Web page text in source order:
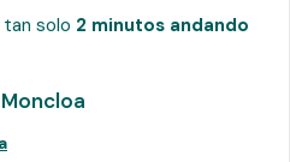
solo 2 minutos andando